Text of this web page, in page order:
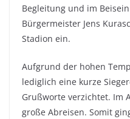
Begleitung und im
Bürgermeister Jens
Stadion ein.
Aufgrund der hohen
lediglich eine kurze
Grußworte verzichtet. Im
große Abreisen. Somit